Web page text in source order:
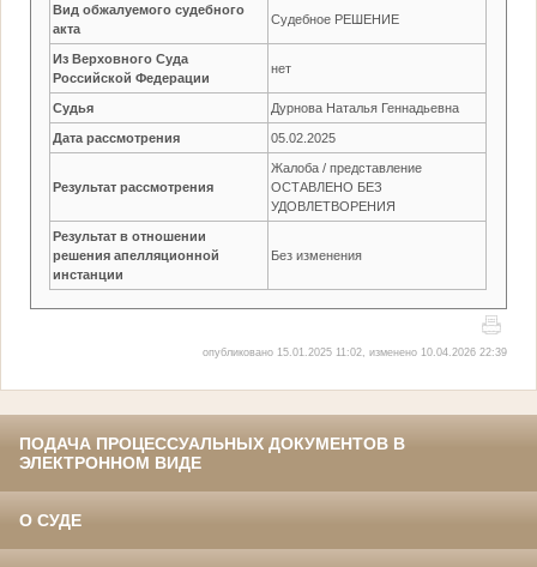
Вид обжалуемого судебного
акта
Судебное РЕШЕНИЕ
Из Верховного Суда
Российской Федерации
нет
Судья Дурнова Наталья Геннадьевна
Дата рассмотрения 05.02.2025
Результат рассмотрения
Жалоба / представление
ОСТАВЛЕНО БЕЗ
УДОВЛЕТВОРЕНИЯ
Результат в отношении
решения апелляционной
инстанции
Без изменения
опубликовано 15.01.2025 11:02, изменено 10.04.2026 22:39
ПОДАЧА ПРОЦЕССУАЛЬНЫХ ДОКУМЕНТОВ В
ЭЛЕКТРОННОМ ВИДЕ
О СУДЕ